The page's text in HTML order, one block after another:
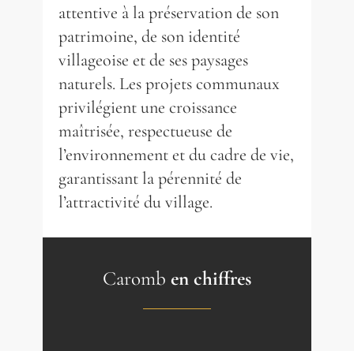
attentive à la préservation de son
patrimoine, de son identité
villageoise et de ses paysages
naturels. Les projets communaux
privilégient une croissance
maîtrisée, respectueuse de
l’environnement et du cadre de vie,
garantissant la pérennité de
l’attractivité du village.
Caromb en chiffres